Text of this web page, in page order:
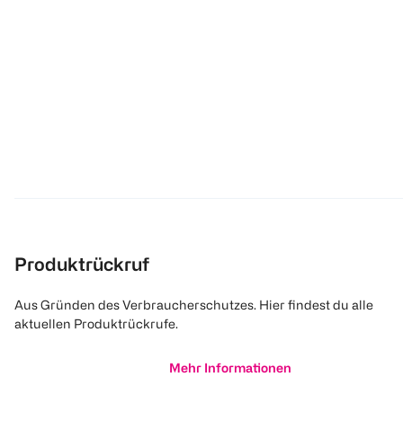
Produktrückruf
Aus Gründen des Verbraucherschutzes. Hier findest du alle
aktuellen Produktrückrufe.
Mehr Informationen